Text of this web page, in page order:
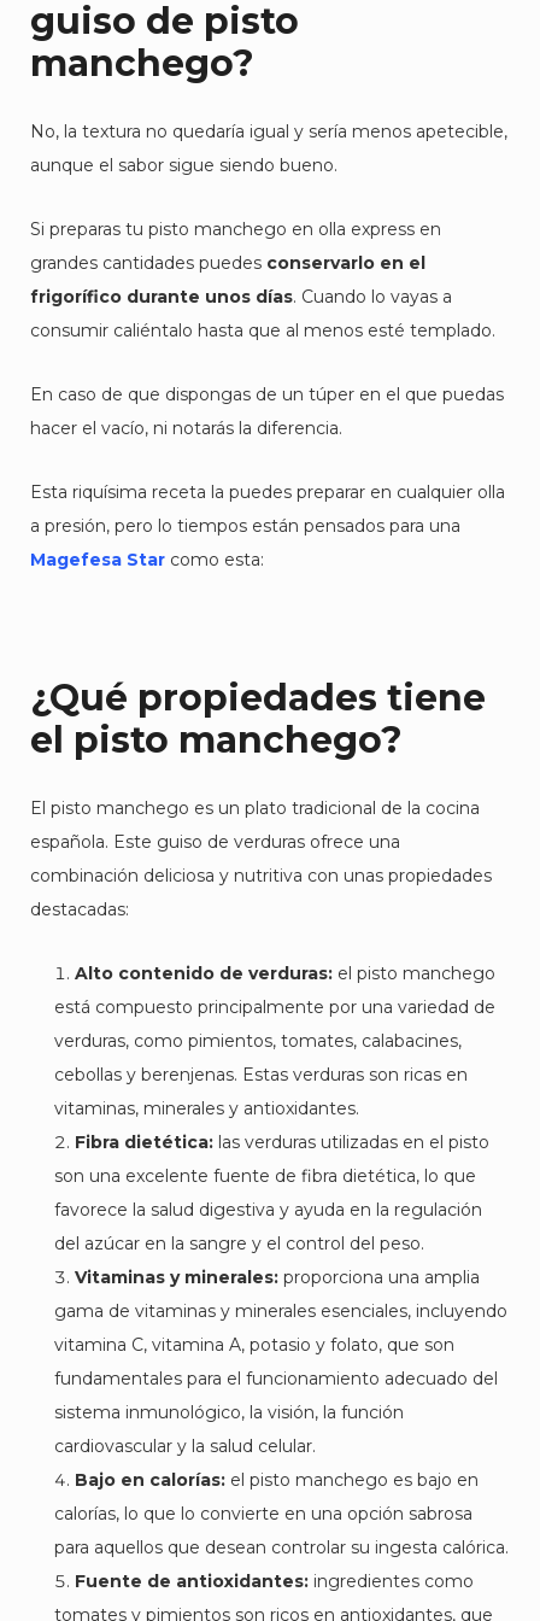
guiso de pisto
manchego?
No, la textura no quedaría igual y sería menos apetecible,
aunque el sabor sigue siendo bueno.
Si preparas tu pisto manchego en olla express en
grandes cantidades puedes conservarlo en el
frigorífico durante unos días. Cuando lo vayas a
consumir caliéntalo hasta que al menos esté templado.
En caso de que dispongas de un túper en el que puedas
hacer el vacío, ni notarás la diferencia.
Esta riquísima receta la puedes preparar en cualquier olla
a presión, pero lo tiempos están pensados para una
Magefesa Star como esta:
¿Qué propiedades tiene
el pisto manchego?
El pisto manchego es un plato tradicional de la cocina
española. Este guiso de verduras ofrece una
combinación deliciosa y nutritiva con unas propiedades
destacadas:
Alto contenido de verduras: el pisto manchego
está compuesto principalmente por una variedad de
verduras, como pimientos, tomates, calabacines,
cebollas y berenjenas. Estas verduras son ricas en
vitaminas, minerales y antioxidantes.
Fibra dietética: las verduras utilizadas en el pisto
son una excelente fuente de fibra dietética, lo que
favorece la salud digestiva y ayuda en la regulación
del azúcar en la sangre y el control del peso.
Vitaminas y minerales: proporciona una amplia
gama de vitaminas y minerales esenciales, incluyendo
vitamina C, vitamina A, potasio y folato, que son
fundamentales para el funcionamiento adecuado del
sistema inmunológico, la visión, la función
cardiovascular y la salud celular.
Bajo en calorías: el pisto manchego es bajo en
calorías, lo que lo convierte en una opción sabrosa
para aquellos que desean controlar su ingesta calórica.
Fuente de antioxidantes: ingredientes como
tomates y pimientos son ricos en antioxidantes, que